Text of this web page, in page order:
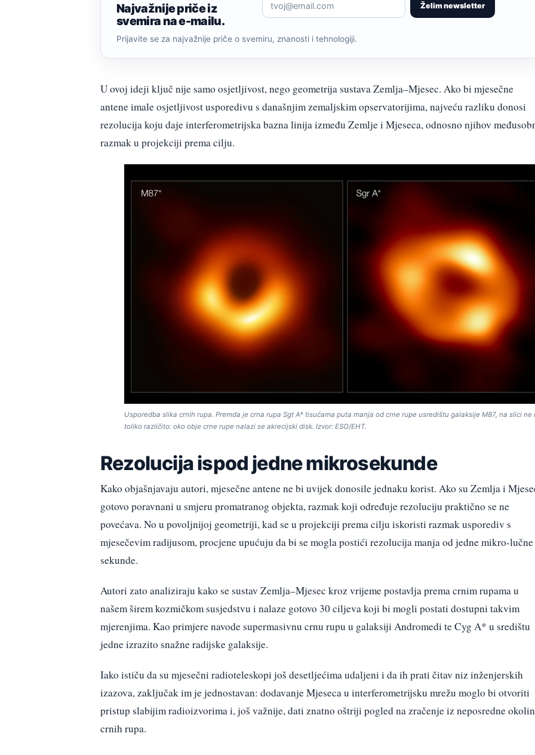
Najvažnije priče iz
svemira na e-mailu.
Želim newsletter
Prijavite se za najvažnije priče o svemiru, znanosti i tehnologiji.
U ovoj ideji ključ nije samo osjetljivost, nego geometrija sustava Zemlja–Mjesec. Ako bi mjesečne
antene imale osjetljivost usporedivu s današnjim zemaljskim opservatorijima, najveću razliku donosi
rezolucija koju daje interferometrijska bazna linija između Zemlje i Mjeseca, odnosno njihov
razmak u projekciji prema cilju.
Usporedba slika crnih rupa. Premda je crna rupa Sgt A* tisućama puta manja od crne rupe usredištu galaksije M87, na slici ne
toliko različito: oko obje crne rupe nalazi se akrecijski disk. Izvor: ESO/EHT.
Rezolucija ispod jedne mikrosekunde
Kako objašnjavaju autori, mjesečne antene ne bi uvijek donosile jednaku korist. Ako su Zemlja i
gotovo poravnani u smjeru promatranog objekta, razmak koji određuje rezoluciju praktično se ne
povećava. No u povoljnijoj geometriji, kad se u projekciji prema cilju iskoristi razmak usporediv s
mjesečevim radijusom, procjene upućuju da bi se mogla postići rezolucija manja od jedne mikro-lučne
sekunde.
Autori zato analiziraju kako se sustav Zemlja–Mjesec kroz vrijeme postavlja prema crnim rupama u
našem širem kozmičkom susjedstvu i nalaze gotovo 30 ciljeva koji bi mogli postati dostupni takvim
mjerenjima. Kao primjere navode supermasivnu crnu rupu u galaksiji Andromedi te Cyg A* u središtu
jedne izrazito snažne radijske galaksije.
Iako ističu da su mjesečni radioteleskopi još desetljećima udaljeni i da ih prati čitav niz inženjerskih
izazova, zaključak im je jednostavan: dodavanje Mjeseca u interferometrijsku mrežu moglo bi otvoriti
pristup slabijim radioizvorima i, još važnije, dati znatno oštriji pogled na zračenje iz neposredne
crnih rupa.